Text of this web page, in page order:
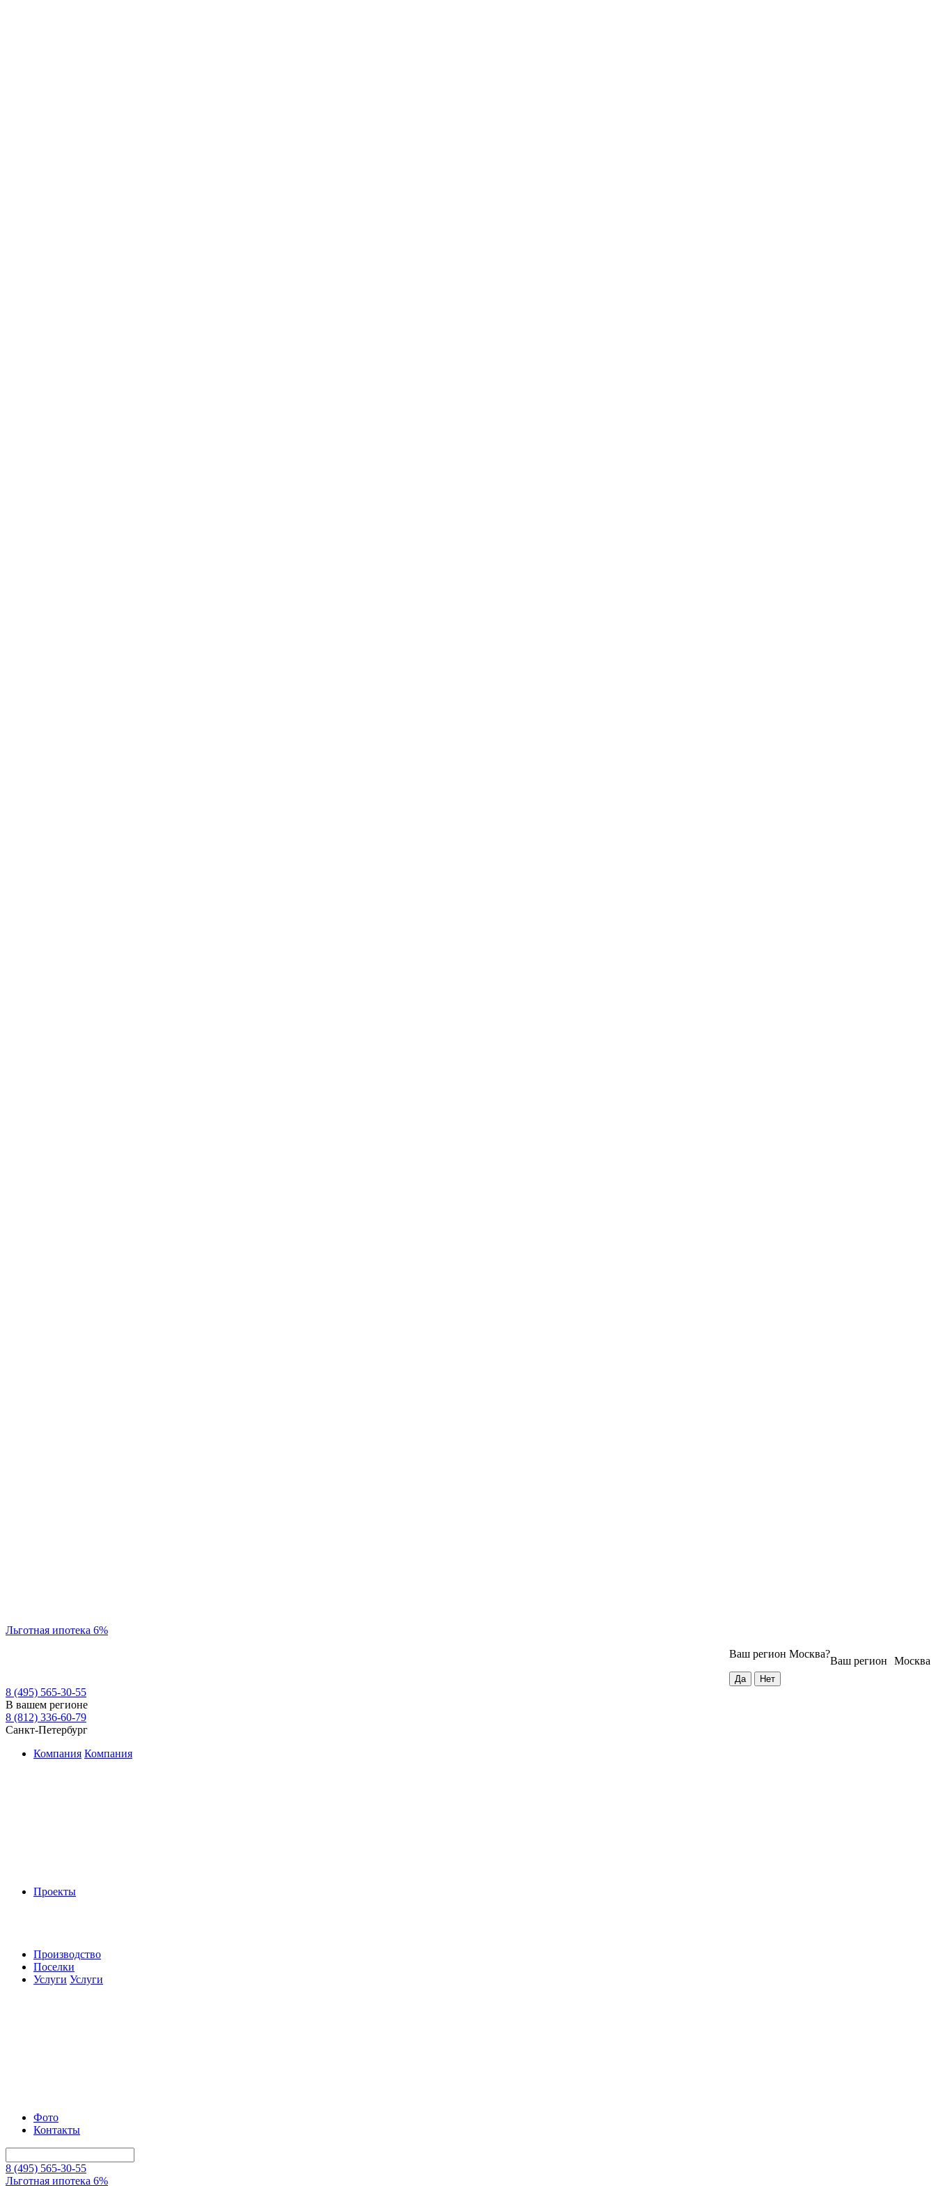
Льготная ипотека 6%
Москва
Ваш регион
Ваш регион Москва?
8 (495) 565-30-55
В вашем регионе
8 (812) 336-60-79
Санкт-Петербург
Компания Компания
Проекты
Производство
Поселки
Услуги Услуги
Фото
Контакты
8 (495) 565-30-55
Льготная ипотека 6%